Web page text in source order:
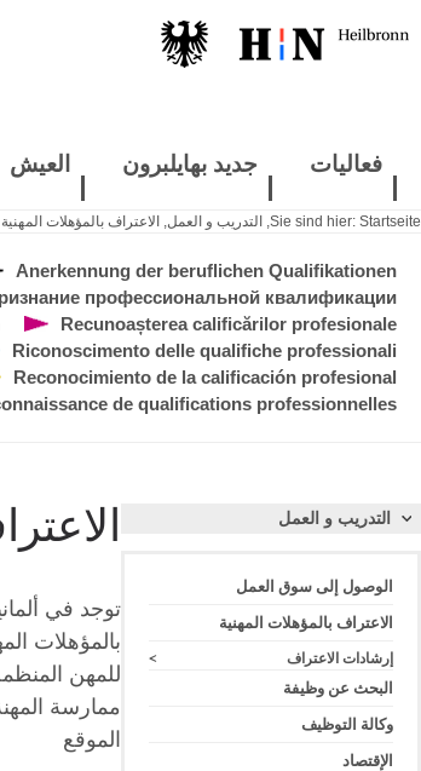
فعاليات جديد بهايلبرون العيش
Sie sind hier: Startseite
, التدريب و العمل, الاعتراف بالمؤهلات المهنية
Anerkennung der beruflichen Qualifikationen
профессиональной квалификации
Recunoașterea calificărilor profesionale
Riconoscimento delle qualifiche professionali
Reconocimiento de la calificación profesional
de qualifications professionnelles
التدريب و العمل
الوصول إلى سوق العمل
الاعتراف بالمؤهلات المهنية
> إرشادات الاعتراف
البحث عن وظيفة
وكالة التوظيف
الإقتصاد
توجد في
بالمؤهلات
للمهن
ممارسة
الموقع